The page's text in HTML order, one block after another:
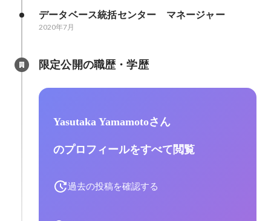
ータビジネスプロジェクト
データベース統括センター　マネージャー
2020年7月
限定公開の職歴・学歴
Yasutaka Yamamotoさん
のプロフィールをすべて閲覧
過去の投稿を確認する